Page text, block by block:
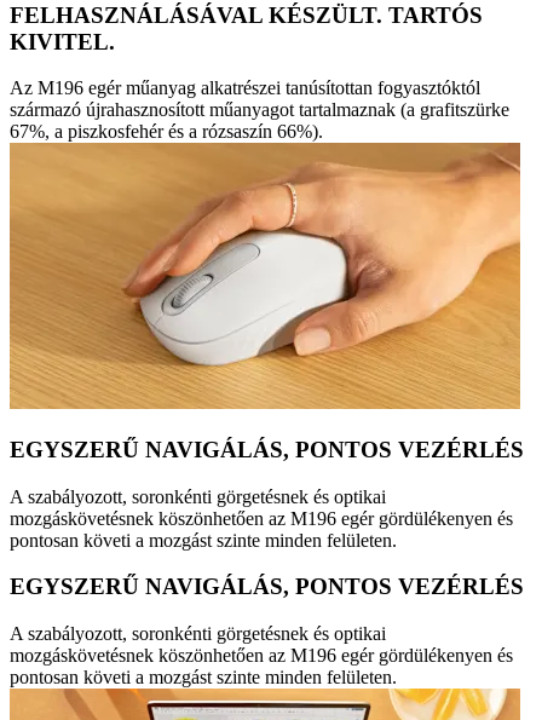
FELHASZNÁLÁSÁVAL KÉSZÜLT. TARTÓS
KIVITEL.
Az M196 egér műanyag alkatrészei tanúsítottan fogyasztóktól
származó újrahasznosított műanyagot tartalmaznak (a grafitszürke
67%, a piszkosfehér és a rózsaszín 66%).
EGYSZERŰ NAVIGÁLÁS, PONTOS VEZÉRLÉS
A szabályozott, soronkénti görgetésnek és optikai
mozgáskövetésnek köszönhetően az M196 egér gördülékenyen és
pontosan követi a mozgást szinte minden felületen.
EGYSZERŰ NAVIGÁLÁS, PONTOS VEZÉRLÉS
A szabályozott, soronkénti görgetésnek és optikai
mozgáskövetésnek köszönhetően az M196 egér gördülékenyen és
pontosan követi a mozgást szinte minden felületen.